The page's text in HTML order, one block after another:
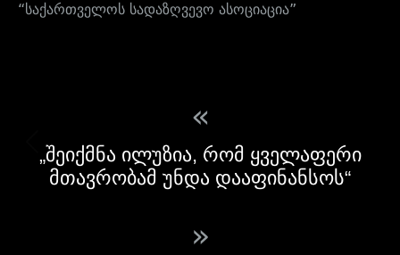
“საქართველოს სადაზღვევო ასოციაცია”
«
„შეიქმნა ილუზია, რომ ყველაფერი
მთავრობამ უნდა დააფინანსოს“
»